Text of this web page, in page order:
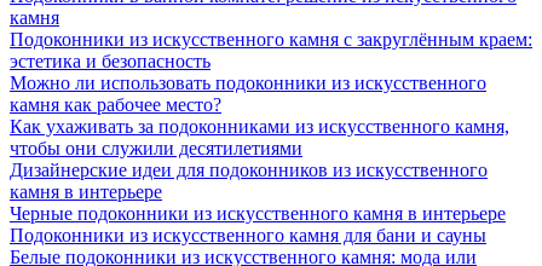
камня
Подоконники из искусственного камня с закруглённым краем:
эстетика и безопасность
Можно ли использовать подоконники из искусственного
камня как рабочее место?
Как ухаживать за подоконниками из искусственного камня,
чтобы они служили десятилетиями
Дизайнерские идеи для подоконников из искусственного
камня в интерьере
Черные подоконники из искусственного камня в интерьере
Подоконники из искусственного камня для бани и сауны
Белые подоконники из искусственного камня: мода или